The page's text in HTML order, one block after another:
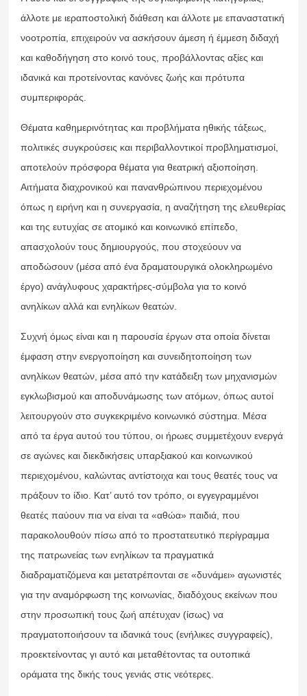
άλλοτε με ιεραποστολική διάθεση και άλλοτε με επαναστατική
νοοτροπία, επιχειρούν να ασκήσουν άμεση ή έμμεση διδαχή
και καθοδήγηση στο κοινό τους, προβάλλοντας αξίες και
ιδανικά και προτείνοντας κανόνες ζωής και πρότυπα
συμπεριφοράς.
Θέματα καθημερινότητας και προβλήματα ηθικής τάξεως,
πολιτικές συγκρούσεις και περιβαλλοντικοί προβληματισμοί,
αποτελούν πρόσφορα θέματα για θεατρική αξιοποίηση.
Αιτήματα διαχρονικού και πανανθρώπινου περιεχομένου
όπως η ειρήνη και η συνεργασία, η αναζήτηση της ελευθερίας
και της ευτυχίας σε ατομικό και κοινωνικό επίπεδο,
απασχολούν τους δημιουργούς, που στοχεύουν να
αποδώσουν (μέσα από ένα δραματουργικά ολοκληρωμένο
έργο) ανάγλυφους χαρακτήρες-σύμβολα για το κοινό
ανηλίκων αλλά και ενηλίκων θεατών.
Συχνή όμως είναι και η παρουσία έργων στα οποία δίνεται
έμφαση στην ενεργοποίηση και συνειδητοποίηση των
ανηλίκων θεατών, μέσα από την κατάδειξη των μηχανισμών
εγκλωβισμού και αποδυνάμωσης των ατόμων, όπως αυτοί
λειτουργούν στο συγκεκριμένο κοινωνικό σύστημα. Μέσα
από τα έργα αυτού του τύπου, οι ήρωες συμμετέχουν ενεργά
σε αγώνες και διεκδικήσεις υπαρξιακού και κοινωνικού
περιεχομένου, καλώντας αντίστοιχα και τους θεατές τους να
πράξουν το ίδιο. Κατ’ αυτό τον τρόπο, οι εγγεγραμμένοι
θεατές παύουν πια να είναι τα «αθώα» παιδιά, που
παρακολουθούν πίσω από το προστατευτικό περίγραμμα
της πατρωνείας των ενηλίκων τα πραγματικά
διαδραματιζόμενα και μετατρέπονται σε «δυνάμει» αγωνιστές
για την αναμόρφωση της κοινωνίας, διαδόχους εκείνων που
στην προσωπική τους ζωή απέτυχαν (ίσως) να
πραγματοποιήσουν τα ιδανικά τους (ενήλικες συγγραφείς),
προεκτείνοντας γι αυτό και μεταθέτοντας τα ουτοπικά
οράματα της δικής τους γενιάς στις νεότερες.